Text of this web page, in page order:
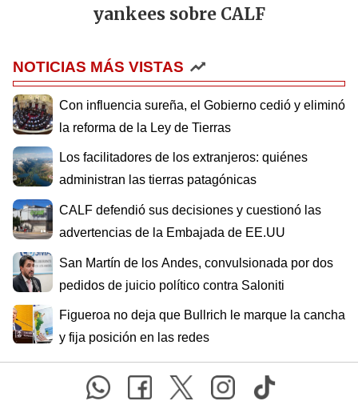
yankees sobre CALF
NOTICIAS MÁS VISTAS
Con influencia sureña, el Gobierno cedió y eliminó
la reforma de la Ley de Tierras
Los facilitadores de los extranjeros: quiénes
administran las tierras patagónicas
CALF defendió sus decisiones y cuestionó las
advertencias de la Embajada de EE.UU
San Martín de los Andes, convulsionada por dos
pedidos de juicio político contra Saloniti
Figueroa no deja que Bullrich le marque la cancha
y fija posición en las redes